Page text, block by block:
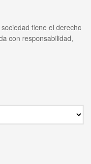
tiene el derecho
con responsabilidad,